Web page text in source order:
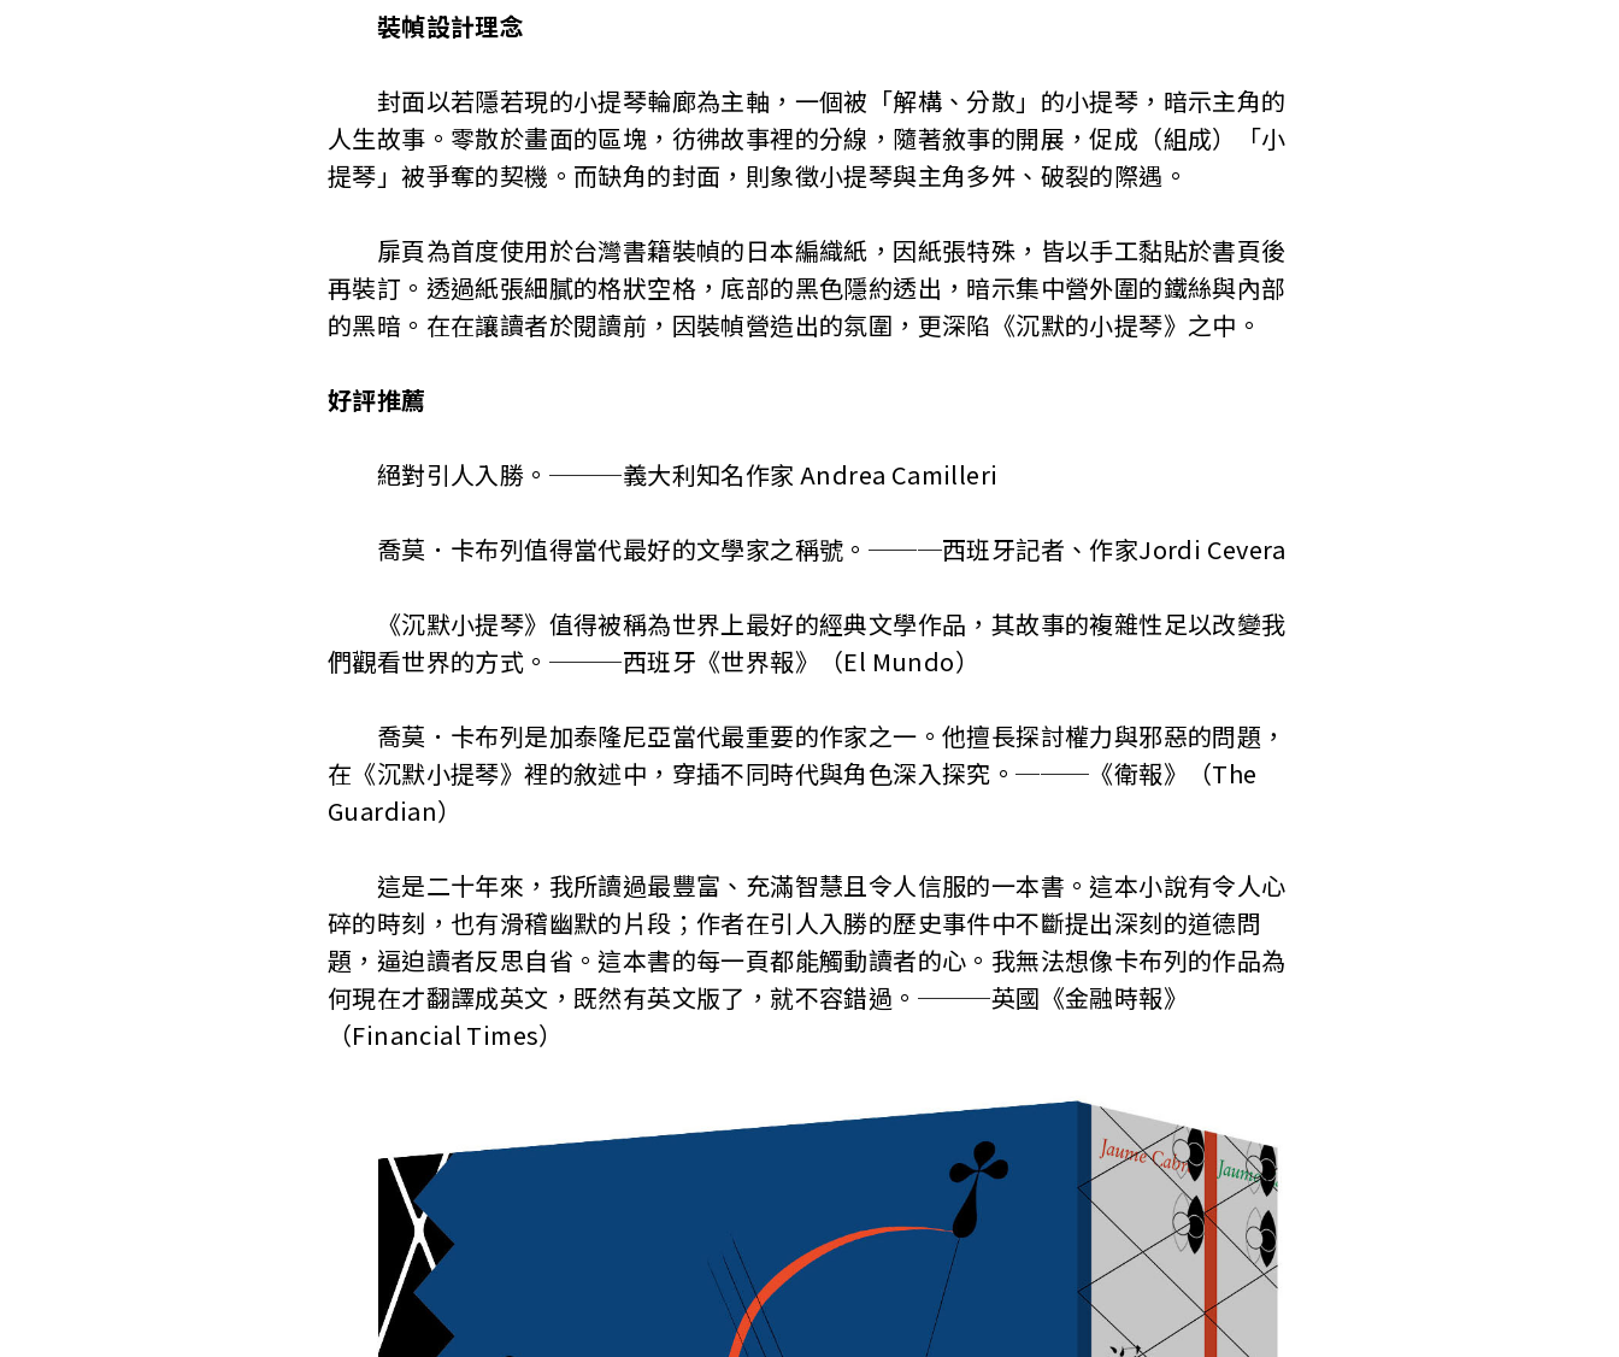
裝幀設計理念
封面以若隱若現的小提琴輪廊為主軸，一個被「解構、分散」的小提琴，暗示主角的
人生故事。零散於畫面的區塊，彷彿故事裡的分線，隨著敘事的開展，促成（組成）「小
提琴」被爭奪的契機。而缺角的封面，則象徵小提琴與主角多舛、破裂的際遇。
扉頁為首度使用於台灣書籍裝幀的日本編織紙，因紙張特殊，皆以手工黏貼於書頁後
再裝訂。透過紙張細膩的格狀空格，底部的黑色隱約透出，暗示集中營外圍的鐵絲與內部
的黑暗。在在讓讀者於閱讀前，因裝幀營造出的氛圍，更深陷《沉默的小提琴》之中。
好評推薦
絕對引人入勝。───義大利知名作家 Andrea Camilleri
喬莫．卡布列值得當代最好的文學家之稱號。───西班牙記者、作家Jordi Cevera
《沉默小提琴》值得被稱為世界上最好的經典文學作品，其故事的複雜性足以改變我
們觀看世界的方式。───西班牙《世界報》（El Mundo）
喬莫．卡布列是加泰隆尼亞當代最重要的作家之一。他擅長探討權力與邪惡的問題，
在《沉默小提琴》裡的敘述中，穿插不同時代與角色深入探究。───《衛報》（The
Guardian）
這是二十年來，我所讀過最豐富、充滿智慧且令人信服的一本書。這本小說有令人心
碎的時刻，也有滑稽幽默的片段；作者在引人入勝的歷史事件中不斷提出深刻的道德問
題，逼迫讀者反思自省。這本書的每一頁都能觸動讀者的心。我無法想像卡布列的作品為
何現在才翻譯成英文，既然有英文版了，就不容錯過。───英國《金融時報》
（Financial Times）